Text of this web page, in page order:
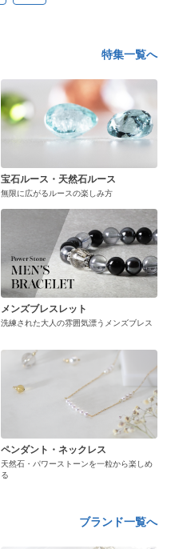
特集一覧へ
宝石ルース・天然石ルース
無限に広がるルースの楽しみ方
メンズブレスレット
洗練された大人の雰囲気漂うメンズブレス
ペンダント・ネックレス
天然石・パワーストーンを一粒から楽しめ
る
ブランド一覧へ